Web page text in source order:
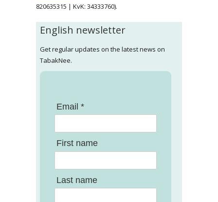
820635315 | KvK: 34333760).
English newsletter
Get regular updates on the latest news on
TabakNee.
Email *
First name
Last name